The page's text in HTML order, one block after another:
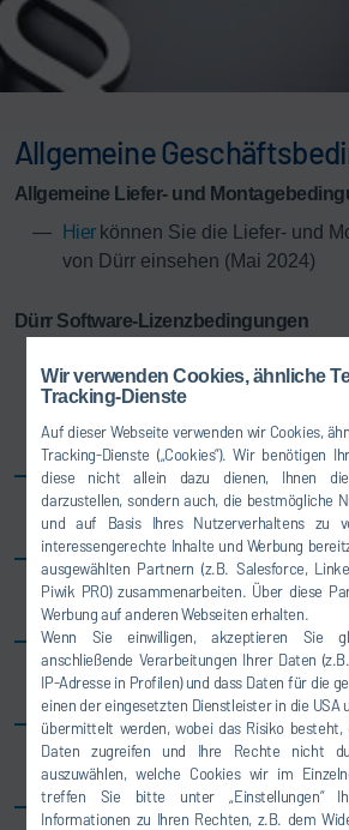
Wir verwenden Cookies, ähnliche
Tracking-Dienste
Auf dieser Webseite verwenden wir Cookies,
Tracking-Dienste („Cookies“). Wir benötigen
diese nicht allein dazu dienen, Ihnen
darzustellen, sondern auch, die bestmögliche
und auf Basis Ihres Nutzerverhaltens zu
interessengerechte Inhalte und Werbung
ausgewählten Partnern (z.B. Salesforce,
Piwik PRO) zusammenarbeiten. Über diese
Werbung auf anderen Webseiten erhalten.
Wenn Sie einwilligen, akzeptieren Sie
anschließende Verarbeitungen Ihrer Daten
IP-Adresse in Profilen) und dass Daten für die
einen der eingesetzten Dienstleister in die USA
übermittelt werden, wobei das Risiko besteht,
Daten zugreifen und Ihre Rechte nicht
auszuwählen, welche Cookies wir im
treffen Sie bitte unter „Einstellungen“
Informationen zu Ihren Rechten, z.B. dem
Allgemeine
Allgemeine Liefer- und
Hier können Sie die Liefer- und
von Dürr einsehen (Mai 2024)
Dürr Software-Lizenzbedingungen
Lizenzbedingungen einsehen
Lizenzbedingungen (Miete)
Afrika
Brasilien
Italien
Vietnam